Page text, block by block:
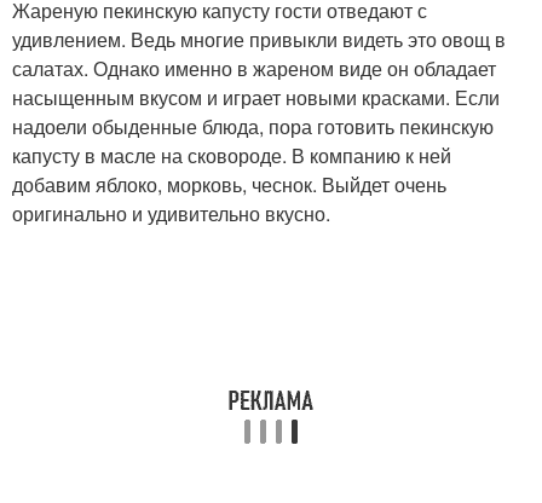
Жареную пекинскую капусту гости отведают с
удивлением. Ведь многие привыкли видеть это овощ в
салатах. Однако именно в жареном виде он обладает
насыщенным вкусом и играет новыми красками. Если
надоели обыденные блюда, пора готовить пекинскую
капусту в масле на сковороде. В компанию к ней
добавим яблоко, морковь, чеснок. Выйдет очень
оригинально и удивительно вкусно.